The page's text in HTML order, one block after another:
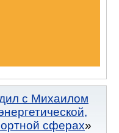
с Михаилом
сферах